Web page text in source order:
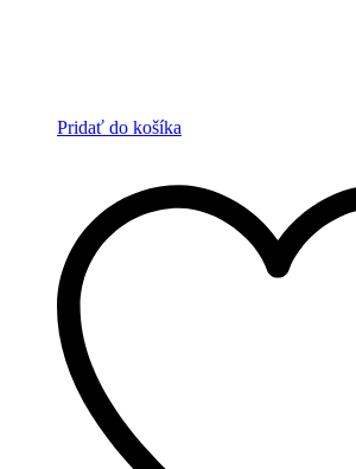
Pridať do košíka